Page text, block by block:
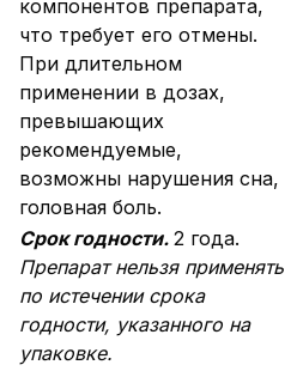
компонентов препарата,
что требует его отмены.
При длительном
применении в дозах,
превышающих
рекомендуемые,
возможны нарушения сна,
головная боль.
Срок годности. 2 года.
Препарат нельзя применять
по истечении срока
годности, указанного на
упаковке.